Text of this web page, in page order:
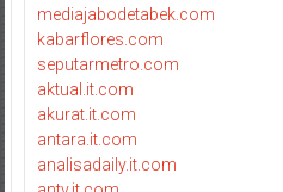
mediajabodetabek.com
kabarflores.com
seputarmetro.com
aktual.it.com
akurat.it.com
antara.it.com
analisadaily.it.com